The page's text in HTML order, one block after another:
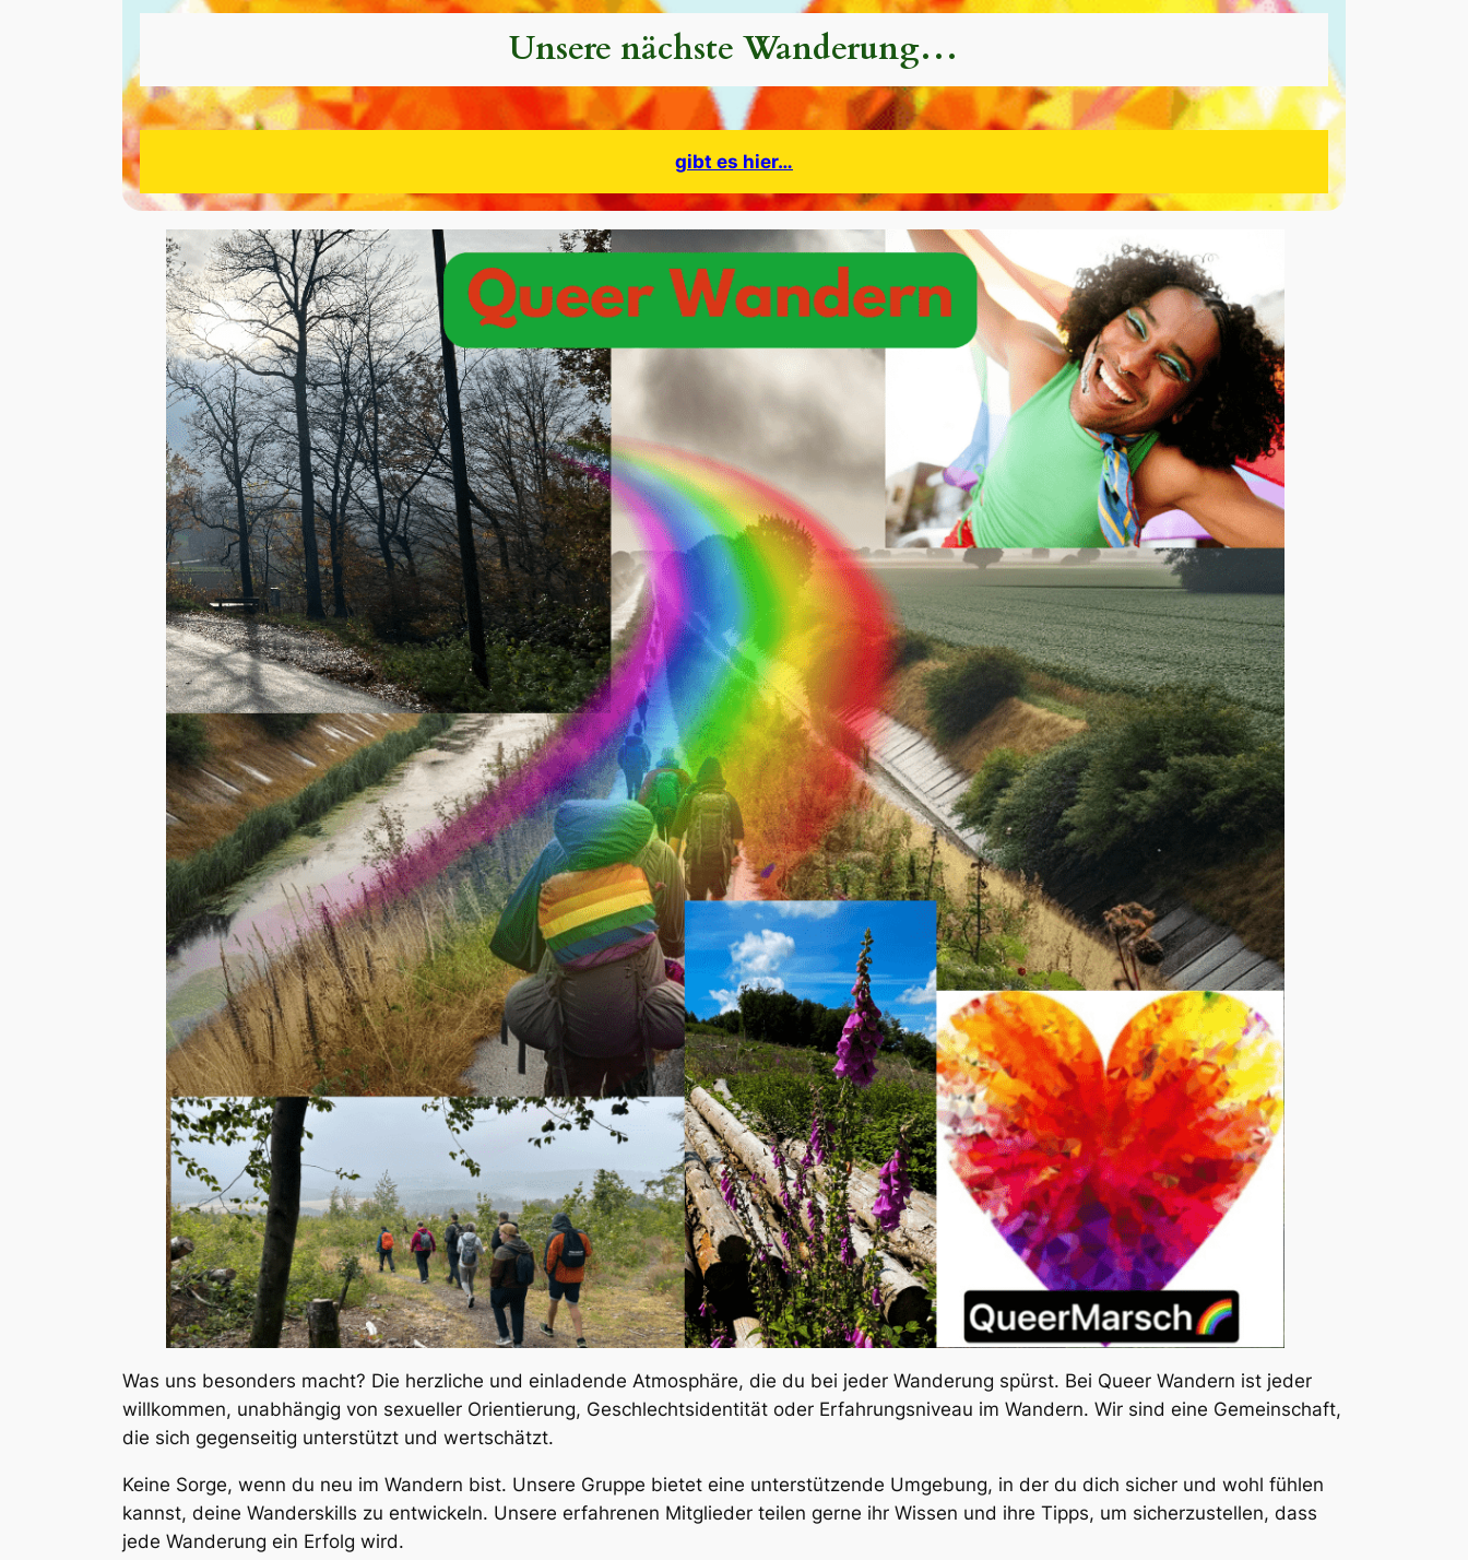
Unsere nächste Wanderung…
gibt es hier…
Was uns besonders macht? Die herzliche und einladende Atmosphäre, die du bei jeder Wanderung spürst. Bei Queer Wandern ist jeder
willkommen, unabhängig von sexueller Orientierung, Geschlechtsidentität oder Erfahrungsniveau im Wandern. Wir sind eine Gemeinschaft,
die sich gegenseitig unterstützt und wertschätzt.
Keine Sorge, wenn du neu im Wandern bist. Unsere Gruppe bietet eine unterstützende Umgebung, in der du dich sicher und wohl fühlen
kannst, deine Wanderskills zu entwickeln. Unsere erfahrenen Mitglieder teilen gerne ihr Wissen und ihre Tipps, um sicherzustellen, dass
jede Wanderung ein Erfolg wird.